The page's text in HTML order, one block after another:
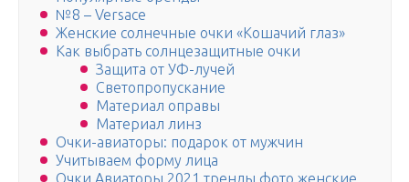
№8 – Versace
Женские солнечные очки «Кошачий глаз»
Как выбрать солнцезащитные очки
Защита от УФ-лучей
Светопропускание
Материал оправы
Материал линз
Очки-авиаторы: подарок от мужчин
Учитываем форму лица
Очки Авиаторы 2021 тренды фото женские